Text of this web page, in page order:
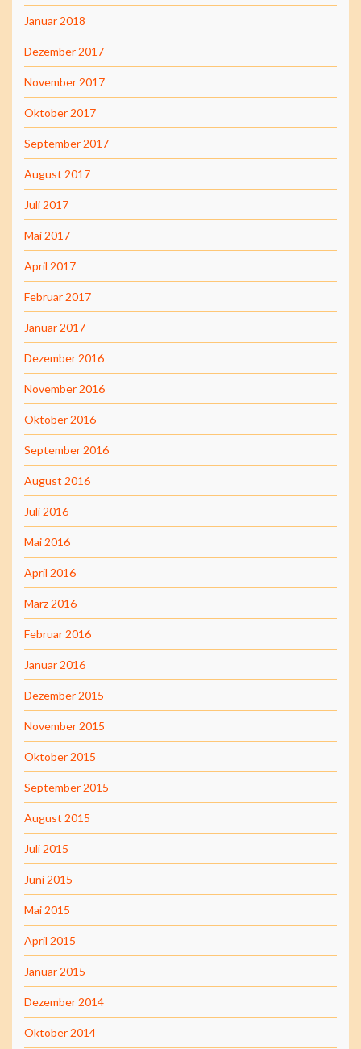
Januar 2018
Dezember 2017
November 2017
Oktober 2017
September 2017
August 2017
Juli 2017
Mai 2017
April 2017
Februar 2017
Januar 2017
Dezember 2016
November 2016
Oktober 2016
September 2016
August 2016
Juli 2016
Mai 2016
April 2016
März 2016
Februar 2016
Januar 2016
Dezember 2015
November 2015
Oktober 2015
September 2015
August 2015
Juli 2015
Juni 2015
Mai 2015
April 2015
Januar 2015
Dezember 2014
Oktober 2014